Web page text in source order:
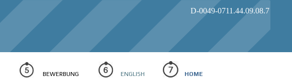
D-0049-0711.44.09.08.7
BEWERBUNG ENGLISH HOME